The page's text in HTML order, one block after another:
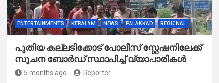
ENTERTAINMENTS KERALAM NEWS PALAKKAD REGIONAL
പുതിയ കല്ലടിക്കോട് പോലീസ് സ്റ്റേഷനിലേക്ക്
സൂചന ബോർഡ് സ്ഥാപിച്ച് വ്യാപാരികൾ
5 months ago Reporter